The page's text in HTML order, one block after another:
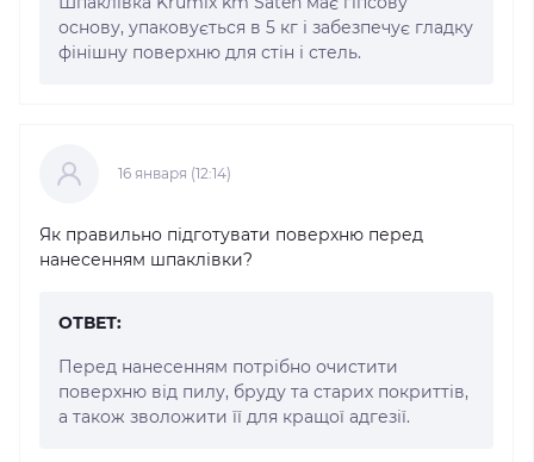
основу, упаковується в 5 кг і забезпечує гладку
фінішну поверхню для стін і стель.
16 января (12:14)
Як правильно підготувати поверхню перед
нанесенням шпаклівки?
ОТВЕТ:
Перед нанесенням потрібно очистити
поверхню від пилу, бруду та старих покриттів,
а також зволожити її для кращої адгезії.